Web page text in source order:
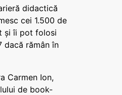
didactică
cei 1.500 de
și îi pot folosi
dacă rămân în
Carmen Ion,
de book-